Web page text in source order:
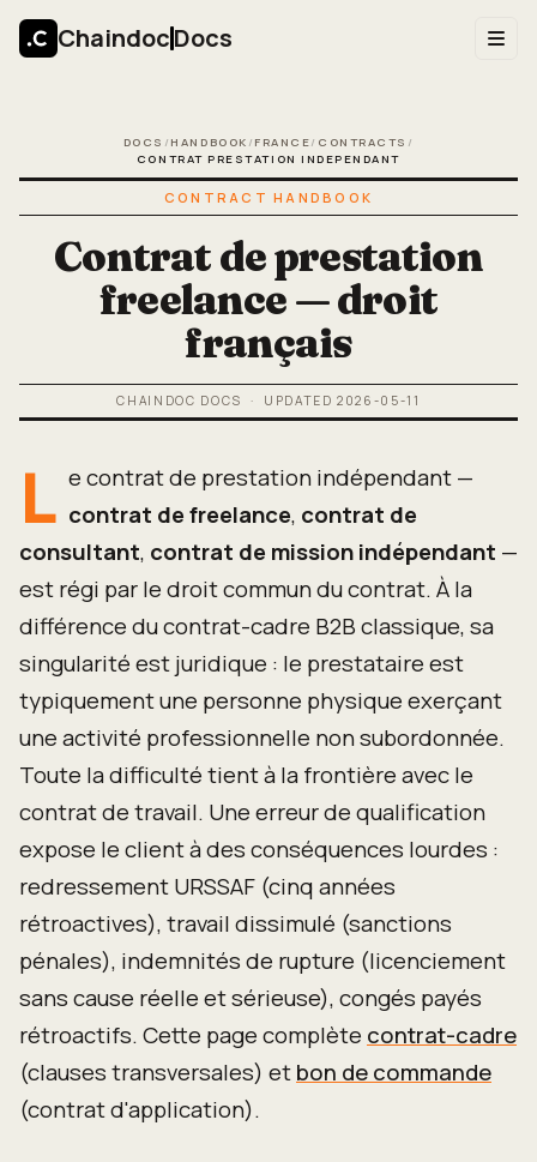
ChaindocDocs
DOCS / HANDBOOK / FRANCE/ CONTRACTS /
CONTRAT PRESTATION INDEPENDANT
CONTRACT HANDBOOK
Contrat de prestation
freelance — droit
français
CHAINDOC DOCS · UPDATED2026-05-11
L e contrat de prestation indépendant —
contrat de freelance, contrat de
consultant, contrat de mission indépendant —
est régi par le droit commun du contrat. À la
différence du contrat-cadre B2B classique, sa
singularité est juridique : le prestataire est
typiquement une personne physique exerçant
une activité professionnelle non subordonnée.
Toute la difficulté tient à la frontière avec le
contrat de travail. Une erreur de qualification
expose le client à des conséquences lourdes :
redressement URSSAF (cinq années
rétroactives), travail dissimulé (sanctions
pénales), indemnités de rupture (licenciement
sans cause réelle et sérieuse), congés payés
rétroactifs. Cette page complète contrat-cadre
(clauses transversales) etbon de commande
(contrat d'application).